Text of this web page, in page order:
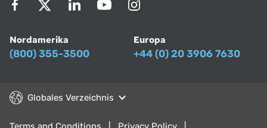
Nordamerika
(800) 355-3500
Europa
+44 (0) 20 3906 7630
Globales Verzeichnis